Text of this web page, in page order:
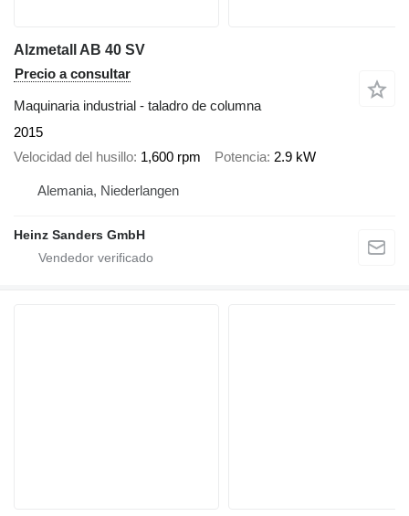
Alzmetall AB 40 SV
Precio a consultar
Maquinaria industrial - taladro de columna
2015
Velocidad del husillo 1,600 rpm Potencia 2.9 kW
Alemania, Niederlangen
Heinz Sanders GmbH